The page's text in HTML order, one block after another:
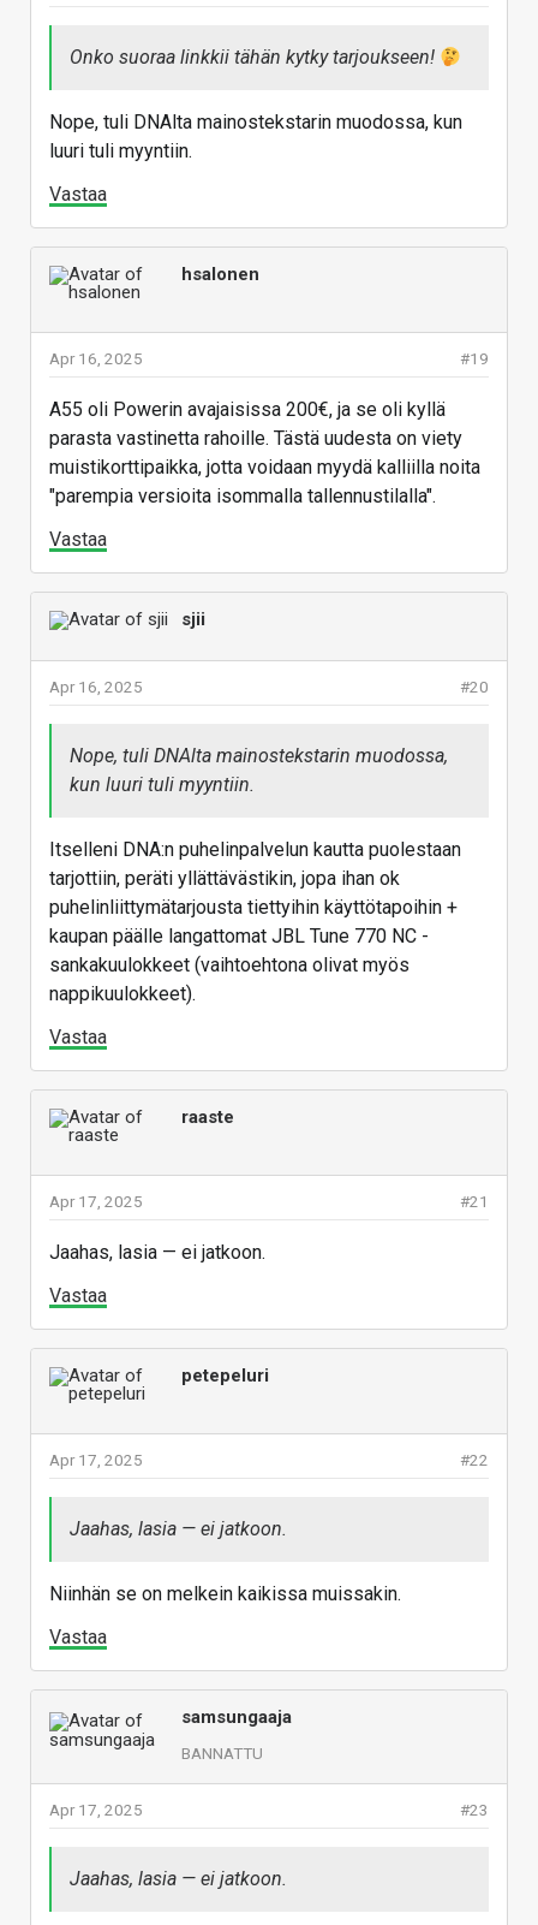
Onko suoraa linkkii tähän kytky tarjoukseen!
Nope, tuli DNAlta mainostekstarin muodossa, kun
luuri tuli myyntiin.
Vastaa
hsalonen
#19
Apr 16, 2025
A55 oli Powerin avajaisissa 200€, ja se oli kyllä
parasta vastinetta rahoille. Tästä uudesta on viety
muistikorttipaikka, jotta voidaan myydä kalliilla noita
"parempia versioita isommalla tallennustilalla".
Vastaa
sjii
#20
Apr 16, 2025
Nope, tuli DNAlta mainostekstarin muodossa,
kun luuri tuli myyntiin.
Itselleni DNA:n puhelinpalvelun kautta puolestaan
tarjottiin, peräti yllättävästikin, jopa ihan ok
puhelinliittymätarjousta tiettyihin käyttötapoihin +
kaupan päälle langattomat JBL Tune 770 NC -
sankakuulokkeet (vaihtoehtona olivat myös
nappikuulokkeet).
Vastaa
raaste
#21
Apr 17, 2025
Jaahas, lasia — ei jatkoon.
Vastaa
petepeluri
#22
Apr 17, 2025
Jaahas, lasia — ei jatkoon.
Niinhän se on melkein kaikissa muissakin.
Vastaa
samsungaaja
BANNATTU
#23
Apr 17, 2025
Jaahas, lasia — ei jatkoon.